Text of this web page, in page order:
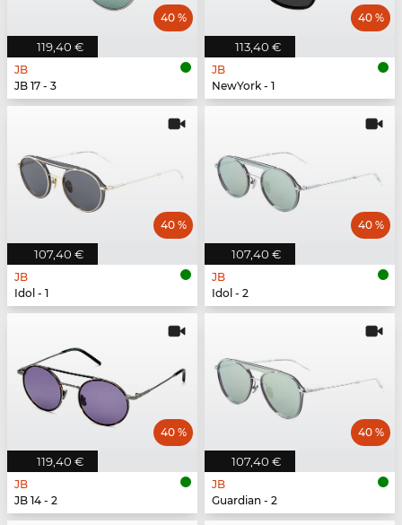
119,40 €
40 %
JB
JB 17 - 3
113,40 €
40 %
JB
NewYork - 1
107,40 €
40 %
JB
Idol - 1
107,40 €
40 %
JB
Idol - 2
119,40 €
40 %
JB
JB 14 - 2
107,40 €
40 %
JB
Guardian - 2